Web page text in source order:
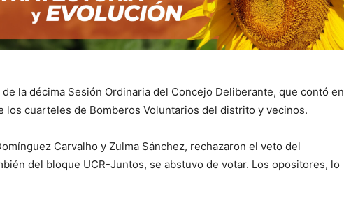
la décima Sesión Ordinaria del Concejo Deliberante, que contó en
cuarteles de Bomberos Voluntarios del distrito y vecinos.
Carvalho y Zulma Sánchez, rechazaron el veto del
del bloque UCR-Juntos, se abstuvo de votar. Los opositores, lo